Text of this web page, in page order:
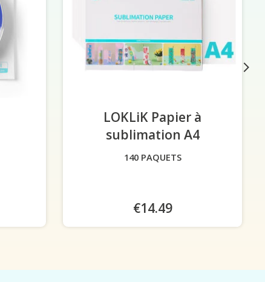
LOKLiK Papier à
sublimation A4-
140 PAQUETS
€14.49